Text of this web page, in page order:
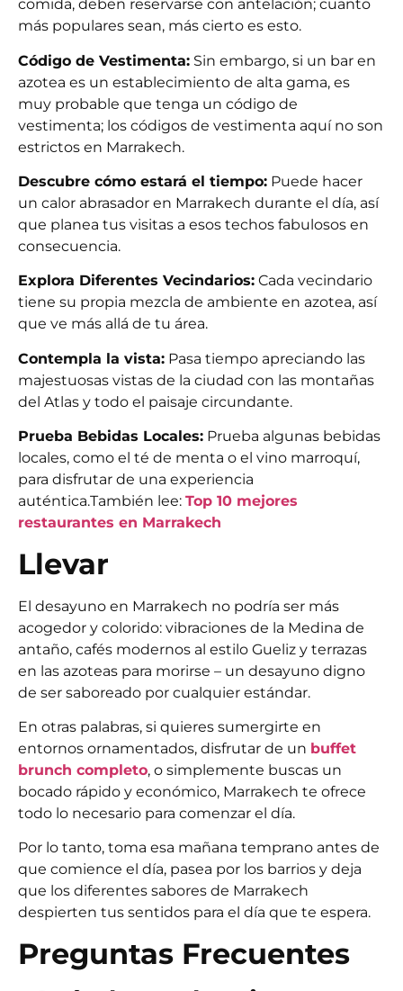
comida, deben reservarse con antelación; cuanto
más populares sean, más cierto es esto.
Código de Vestimenta: Sin embargo, si un bar en
azotea es un establecimiento de alta gama, es
muy probable que tenga un código de
vestimenta; los códigos de vestimenta aquí no son
estrictos en Marrakech.
Descubre cómo estará el tiempo: Puede hacer
un calor abrasador en Marrakech durante el día, así
que planea tus visitas a esos techos fabulosos en
consecuencia.
Explora Diferentes Vecindarios: Cada vecindario
tiene su propia mezcla de ambiente en azotea, así
que ve más allá de tu área.
Contempla la vista: Pasa tiempo apreciando las
majestuosas vistas de la ciudad con las montañas
del Atlas y todo el paisaje circundante.
Prueba Bebidas Locales: Prueba algunas bebidas
locales, como el té de menta o el vino marroquí,
para disfrutar de una experiencia
auténtica.También lee: Top 10 mejores
restaurantes en Marrakech
Llevar
El desayuno en Marrakech no podría ser más
acogedor y colorido: vibraciones de la Medina de
antaño, cafés modernos al estilo Gueliz y terrazas
en las azoteas para morirse – un desayuno digno
de ser saboreado por cualquier estándar.
En otras palabras, si quieres sumergirte en
entornos ornamentados, disfrutar de un buffet
brunch completo, o simplemente buscas un
bocado rápido y económico, Marrakech te ofrece
todo lo necesario para comenzar el día.
Por lo tanto, toma esa mañana temprano antes de
que comience el día, pasea por los barrios y deja
que los diferentes sabores de Marrakech
despierten tus sentidos para el día que te espera.
Preguntas Frecuentes